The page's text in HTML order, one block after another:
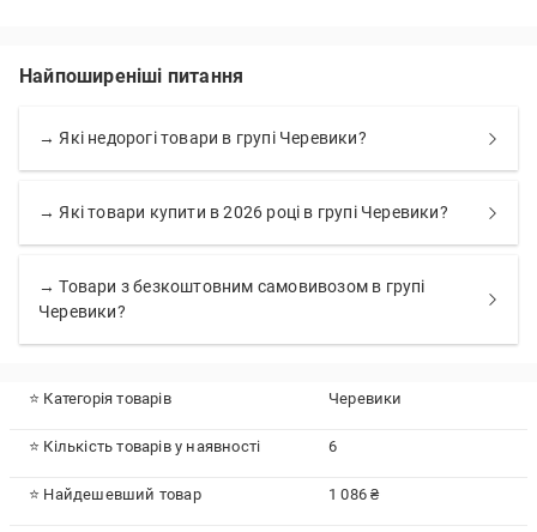
Найпоширеніші питання
→ Які недорогі товари в групі Черевики?
→ Які товари купити в 2026 році в групі Черевики?
→ Товари з безкоштовним самовивозом в групі
Черевики?
⭐ Категорія товарів Черевики
⭐ Кількість товарів у наявності 6
⭐ Найдешевший товар 1 086 ₴